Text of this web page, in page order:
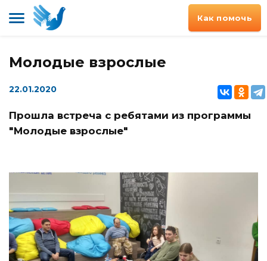
Как помочь
Молодые взрослые
22.01.2020
Прошла встреча с ребятами из программы
"Молодые взрослые"